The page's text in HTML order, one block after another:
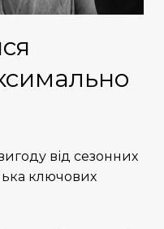
від сезонних
ключових